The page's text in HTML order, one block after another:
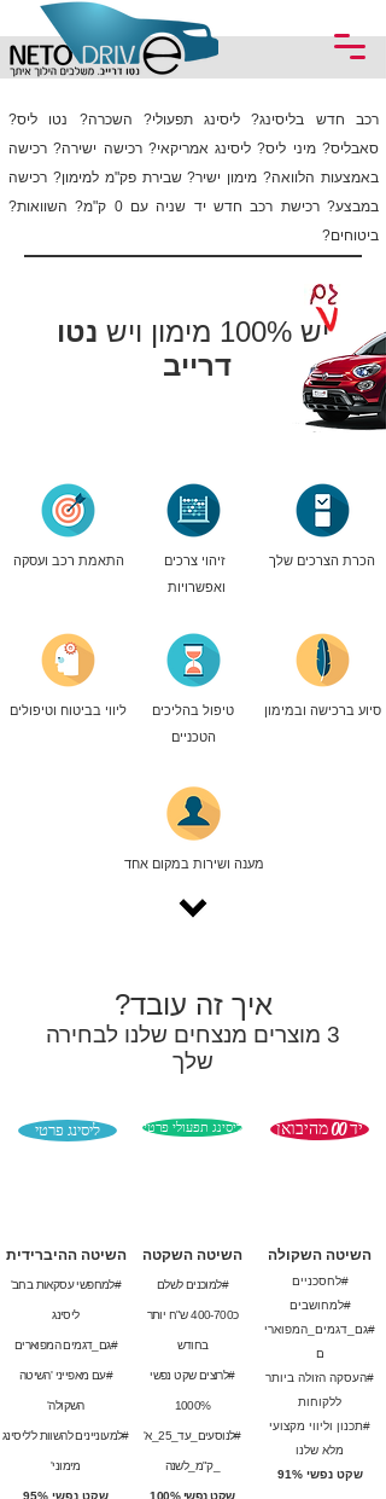
רכב חדש בליסינג? ליסינג תפעולי? השכרה? נטו ליס?
סאבליס? מיני ליס? ליסינג אמריקאי? רכישה ישירה? רכישה
באמצעות הלוואה? מימון ישיר? שבירת פק"מ למימון? רכישה
במבצע? רכישת רכב חדש יד שניה עם 0 ק"מ? השוואות?
ביטוחים?
יש 100% מימון ויש
נטו
דרייב
התאמת רכב ועסקה
זיהוי צרכים
ואפשרויות
טיפול בהליכים
הטכניים
ליווי בביטוח וטיפולים
הכרת הצרכים שלך
סיוע ברכישה ובמימון
מענה ושירות במקום אחד
איך זה עובד?
3 מוצרים מנצחים שלנו לבחירה
שלך
ליסינג פרטי ליסינג תפעולי פרטי יד 00 מהיבואן
השיטהההיברידית
#למחפשי עסקאות בחב'
ליסינג
#גם_דגמים המפוארים
#עם מאפייני 'השיטה
השקולה'
#למעוניינים להשוות ל'ליסינג
מימוני'
שקט נפשי 95%
השיטה השקטה
#למוכנים לשלם
כ400-700 ש"ח יותר
בחודש
#לרוצים שקט נפשי
1000%
#לנוסעים_עד_25_א'
_ק"מ_לשנה
שקט נפשי 100%
השיטה השקולה
#לחסכניים
#למחושבים
#גם_דגמים_המפוארי
ם
#העסקה הזולה ביותר
ללקוחות
#תכנון וליווי מקצועי
מלא שלנו
שקט נפשי 91%